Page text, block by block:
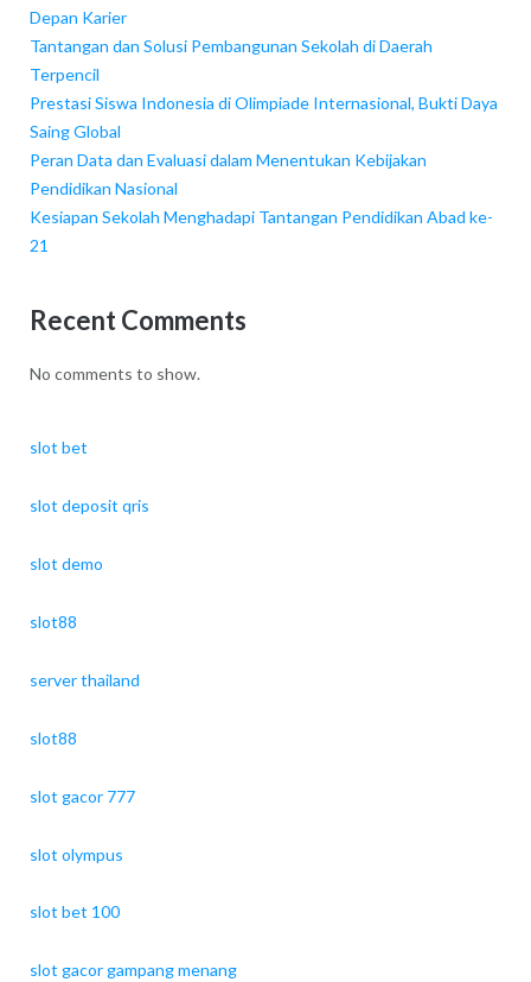
Depan Karier
Tantangan dan Solusi Pembangunan Sekolah di Daerah
Terpencil
Prestasi Siswa Indonesia di Olimpiade Internasional, Bukti Daya
Saing Global
Peran Data dan Evaluasi dalam Menentukan Kebijakan
Pendidikan Nasional
Kesiapan Sekolah Menghadapi Tantangan Pendidikan Abad ke-
21
Recent Comments
No comments to show.
slot bet
slot deposit qris
slot demo
slot88
server thailand
slot88
slot gacor 777
slot olympus
slot bet 100
slot gacor gampang menang